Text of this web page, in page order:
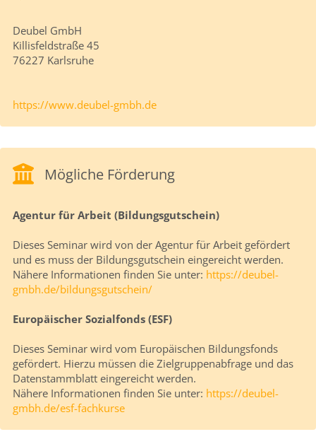
Deubel GmbH
Killisfeldstraße 45
76227 Karlsruhe
https://www.deubel-gmbh.de
Mögliche Förderung
Agentur für Arbeit (Bildungsgutschein)
Dieses Seminar wird von der Agentur für Arbeit gefördert
und es muss der Bildungsgutschein eingereicht werden.
Nähere Informationen finden Sie unter: https://deubel-
gmbh.de/bildungsgutschein/
Europäischer Sozialfonds (ESF)
Dieses Seminar wird vom Europäischen Bildungsfonds
gefördert. Hierzu müssen die Zielgruppenabfrage und das
Datenstammblatt eingereicht werden.
Nähere Informationen finden Sie unter: https://deubel-
gmbh.de/esf-fachkurse